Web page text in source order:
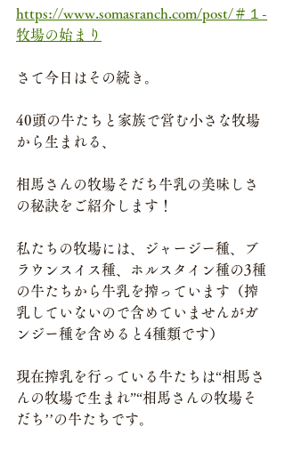
https://www.somasranch.com/post/＃１-
牧場の始まり
さて今日はその続き。
40頭の牛たちと家族で営む小さな牧場
から生まれる、
相馬さんの牧場そだち牛乳の美味しさ
の秘訣をご紹介します！
私たちの牧場には、ジャージー種、ブ
ラウンスイス種、ホルスタイン種の3種
の牛たちから牛乳を搾っています（搾
乳していないので含めていませんがガ
ンジー種を含めると4種類です）
現在搾乳を行っている牛たちは“相馬さ
んの牧場で生まれ”“相馬さんの牧場そ
だち’’の牛たちです。